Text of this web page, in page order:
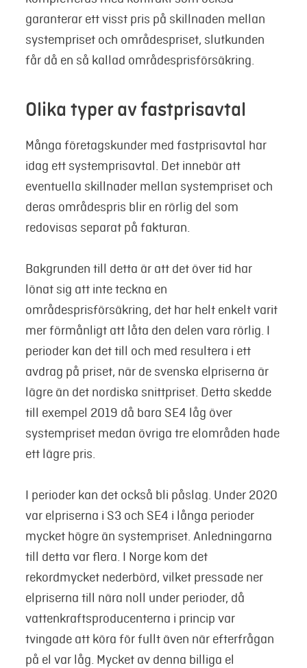
garanterar ett visst pris på skillnaden mellan
systempriset och områdespriset, slutkunden
får då en så kallad områdesprisförsäkring.
Olika typer av fastprisavtal
Många företagskunder med fastprisavtal har
idag ett systemprisavtal. Det innebär att
eventuella skillnader mellan systempriset och
deras områdespris blir en rörlig del som
redovisas separat på fakturan.
Bakgrunden till detta är att det över tid har
lönat sig att inte teckna en
områdesprisförsäkring, det har helt enkelt varit
mer förmånligt att låta den delen vara rörlig. I
perioder kan det till och med resultera i ett
avdrag på priset, när de svenska elpriserna är
lägre än det nordiska snittpriset. Detta skedde
till exempel 2019 då bara SE4 låg över
systempriset medan övriga tre elområden hade
ett lägre pris.
I perioder kan det också bli påslag. Under 2020
var elpriserna i S3 och SE4 i långa perioder
mycket högre än systempriset. Anledningarna
till detta var flera. I Norge kom det
rekordmycket nederbörd, vilket pressade ner
elpriserna till nära noll under perioder, då
vattenkraftsproducenterna i princip var
tvingade att köra för fullt även när efterfrågan
på el var låg. Mycket av denna billiga el